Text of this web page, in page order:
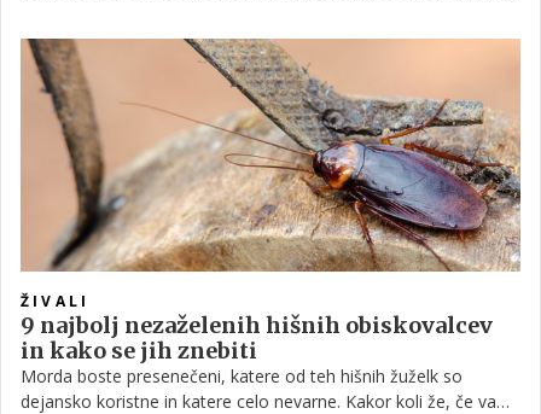
sicer botanično gledano to niso, a je njihova uporaba v prehrani
precej podobna pravim žitom. Poglejmo, katera so prava in
neprava žita ter kakšne so njihove zahteve za gojenje.
ŽIVALI
9 najbolj nezaželenih hišnih obiskovalcev
in kako se jih znebiti
Morda boste presenečeni, katere od teh hišnih žuželk so
dejansko koristne in katere celo nevarne. Kakor koli že, če vam